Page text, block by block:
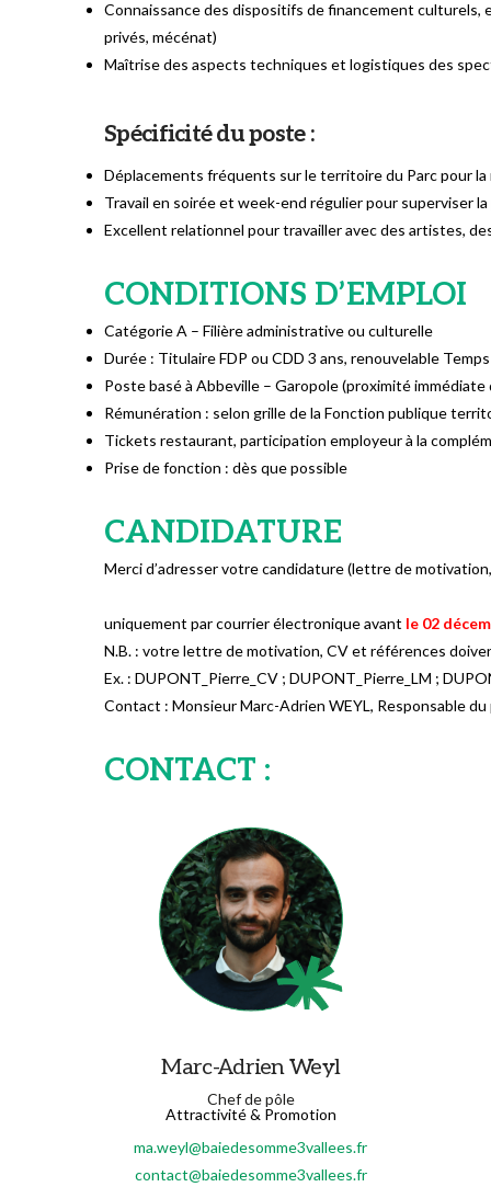
Connaissance des dispositifs de financement culturels,
privés, mécénat)
Maîtrise des aspects techniques et logistiques des
Spécificité du poste :
Déplacements fréquents sur le territoire du Parc pour la
Travail en soirée et week-end régulier pour superviser
Excellent relationnel pour travailler avec des artistes,
CONDITIONS D’EMPLOI
Catégorie A – Filière administrative ou culturelle
Durée : Titulaire FDP ou CDD 3 ans, renouvelable
Poste basé à Abbeville – Garopole (proximité immédiate
Rémunération : selon grille de la Fonction publique
Tickets restaurant, participation employeur à la
Prise de fonction : dès que possible
CANDIDATURE
Merci d’adresser votre candidature (lettre de
uniquement par courrier électronique avant le 02
N.B. : votre lettre de motivation, CV et références
Ex. : DUPONT_Pierre_CV ; DUPONT_Pierre_LM ;
Contact : Monsieur Marc-Adrien WEYL, Responsable
CONTACT :
Marc-Adrien Weyl
Chef de pôle
Attractivité & Promotion
ma.weyl@baiedesomme3vallees.fr
contact@baiedesomme3vallees.fr